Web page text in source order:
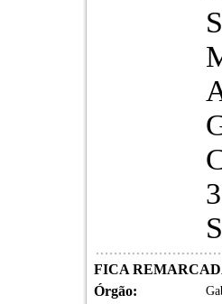
FICA
Órgão: